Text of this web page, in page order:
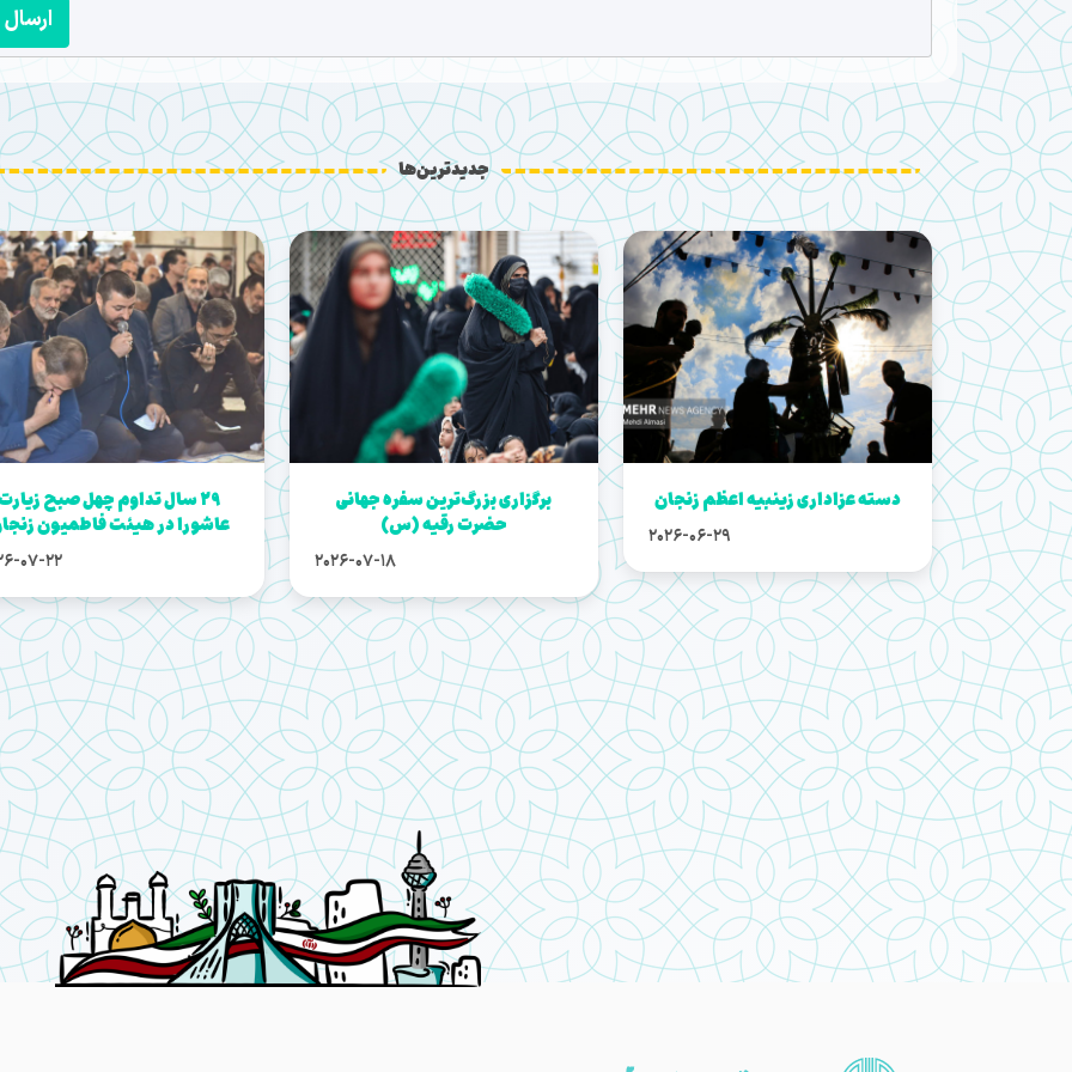
ارسال
جدیدترین‌ها
29 سال تداوم چهل صبح
عاشورا در هیئت فاطمیون
07-22
برگزاری بزرگ‌ترین سفره جهانی
حضرت رقیه (س)
2026-07-18
دسته عزاداری زینبیه اعظم زنجان
2026-06-29